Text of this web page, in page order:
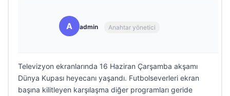
A admin Anahtar yönetici
Televizyon ekranlarında 16 Haziran Çarşamba akşamı
Dünya Kupası heyecanı yaşandı. Futbolseverleri ekran
başına kilitleyen karşılaşma diğer programları geride